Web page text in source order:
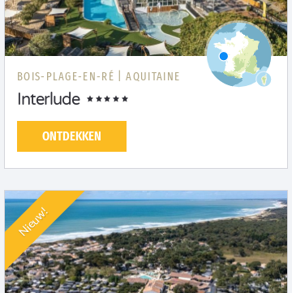
BOIS-PLAGE-EN-RÉ | AQUITAINE
Interlude
ONTDEKKEN
Nieuw!